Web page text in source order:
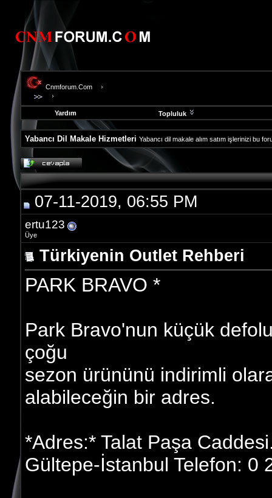
Cnmforum.Com
Yardım Topluluk
Yabancı Dil Makale Hizmetleri Yabancı dil makale alım satım işlerinizi bu
evooli
fethiye
escort
gaziantep
escort
gaziantep
escort
07-11-2019, 06:55 PM
ertu123
Üye
Türkiyenin Outlet Rehberi
PARK BRAVO *
Park Bravo'nun küçük
çoğu
sezon ürününü indirimli
alabileceğin bir adres.
*Adres:* Talat Paşa
Gültepe-İstanbul Telefon: 0